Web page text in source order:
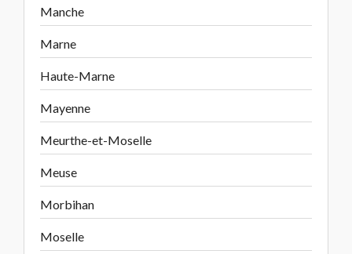
Manche
Marne
Haute-Marne
Mayenne
Meurthe-et-Moselle
Meuse
Morbihan
Moselle